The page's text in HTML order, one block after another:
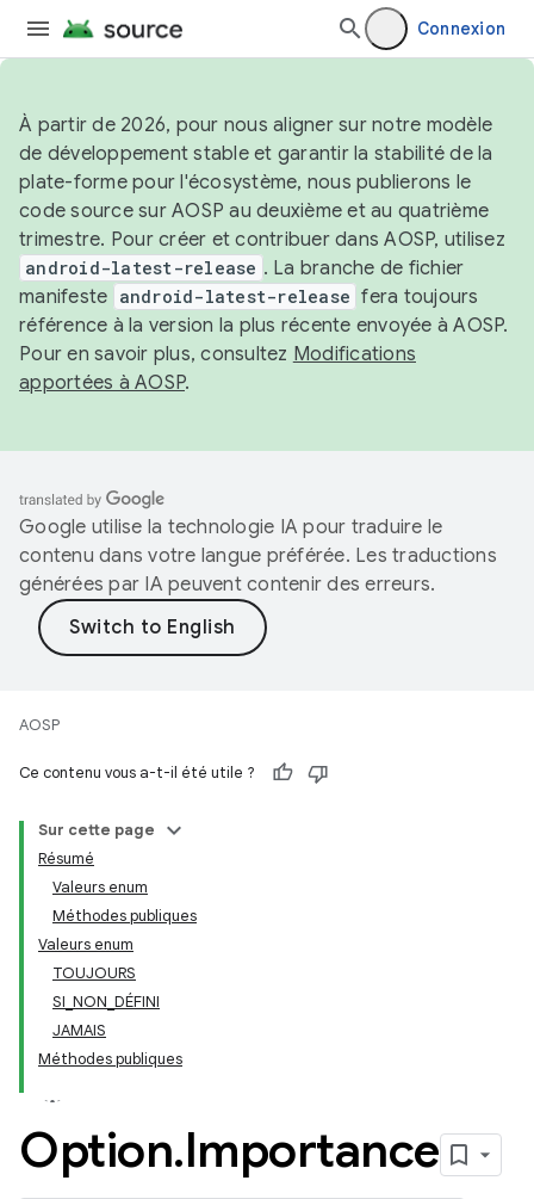
Connexion
À partir de 2026, pour nous aligner sur notre modèle
de développement stable et garantir la stabilité de la
plate-forme pour l'écosystème, nous publierons le
code source sur AOSP au deuxième et au quatrième
trimestre. Pour créer et contribuer dans AOSP, utilisez
android-latest-release . La branche de fichier
manifeste android-latest-release fera toujours
référence à la version la plus récente envoyée à AOSP.
Pour en savoir plus, consultez Modifications
apportées à AOSP.
Google utilise la technologie IA pour traduire le
contenu dans votre langue préférée. Les traductions
générées par IA peuvent contenir des erreurs.
AOSP
Ce contenu vous a-t-il été utile ?
Sur cette page
Résumé
Valeurs enum
Méthodes publiques
Valeurs enum
TOUJOURS
SI_NON_DÉFINI
JAMAIS
Méthodes publiques
Option.Importance